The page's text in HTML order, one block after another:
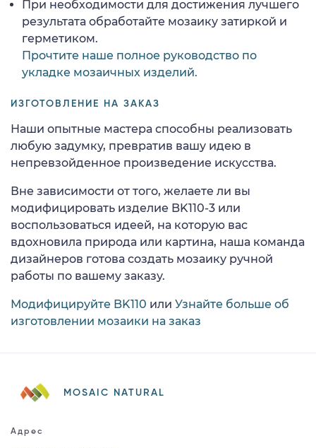
При необходимости для достижения лучшего
результата обработайте мозаику затиркой и
герметиком.
Прочтите наше полное руководство по
укладке мозаичных изделий.
ИЗГОТОВЛЕНИЕ НА ЗАКАЗ
Наши опытные мастера способны реализовать
любую задумку, превратив вашу идею в
непревзойденное произведение искусства.
Вне зависимости от того, желаете ли вы
модифицировать изделие BK110-3 или
воспользоваться идеей, на которую вас
вдохновила природа или картина, наша команда
дизайнеров готова создать мозаику ручной
работы по вашему заказу.
Модифицируйте BK110 или Узнайте больше об
изготовлении мозаики на заказ
MOSAIC NATURAL
Адрес